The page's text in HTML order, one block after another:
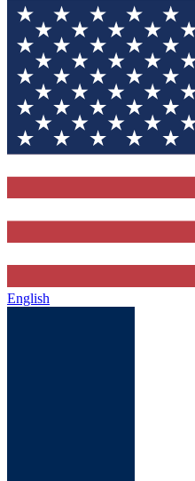
English